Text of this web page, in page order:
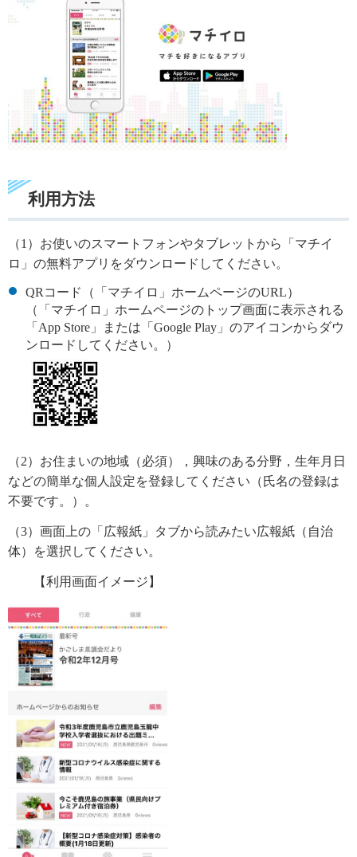
利用方法
（1）お使いのスマートフォンやタブレットから「マチイ
ロ」の無料アプリをダウンロードしてください。
QRコード（「マチイロ」ホームページのURL）
（「マチイロ」ホームページのトップ画面に表示される
「App Store」または「Google Play」のアイコンからダウ
ンロードしてください。）
（2）お住まいの地域（必須），興味のある分野，生年月日
などの簡単な個人設定を登録してください（氏名の登録は
不要です。）。
（3）画面上の「広報紙」タブから読みたい広報紙（自治
体）を選択してください。
【利用画面イメージ】